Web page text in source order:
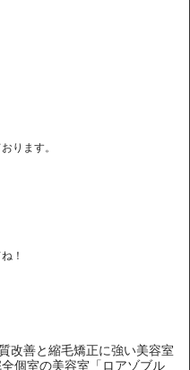
ります。
！
改善と縮毛矯正に強い美容室
個室の美容室「ロアゾブル